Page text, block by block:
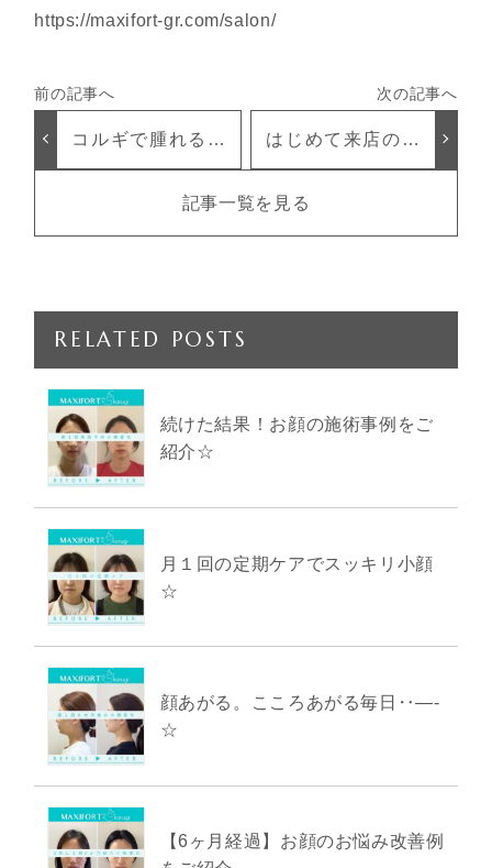
https://maxifort-gr.com/salon/
コルギで腫れる？
徹底解説
はじめて来店の感
想‥―-☆
記事一覧を見る
RELATED POSTS
続けた結果！お顔の施術事例をご
紹介☆
月１回の定期ケアでスッキリ小顔
☆
顔あがる。こころあがる毎日‥―-
☆
【6ヶ月経過】お顔のお悩み改善例